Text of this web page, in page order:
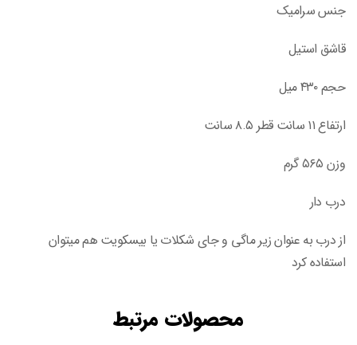
جنس سرامیک
قاشق استیل
حجم ۴۳۰ میل
ارتفاع ۱۱ سانت قطر ۸.۵ سانت
وزن ۵۶۵ گرم
درب دار
از درب به عنوان زیر ماگی و جای شکلات یا بیسکویت هم میتوان
استفاده کرد
محصولات مرتبط